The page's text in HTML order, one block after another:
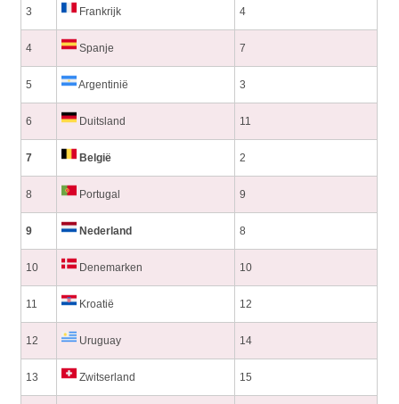
3 Frankrijk 4
4 Spanje 7
5 Argentinië 3
6 Duitsland 11
7 België 2
8 Portugal 9
9 Nederland 8
10 Denemarken 10
11 Kroatië 12
12 Uruguay 14
13 Zwitserland 15